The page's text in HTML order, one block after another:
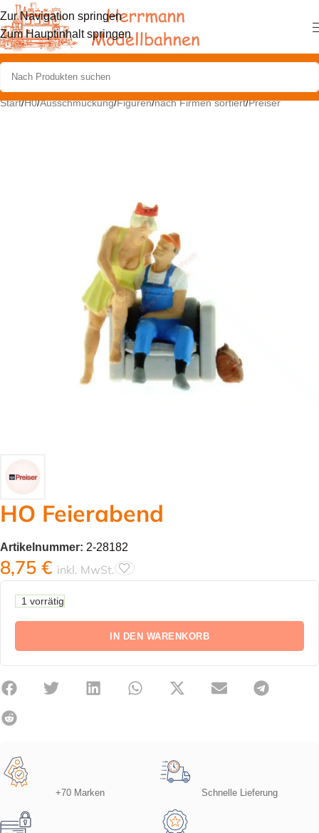
Zur Navigation springen
Zum Hauptinhalt springen
Start/H0/Ausschmückung/Figuren/nach Firmen sortiert/Preiser
HO Feierabend
Artikelnummer: 2-28182
8,75 € inkl. MwSt.
1 vorrätig
IN DEN WARENKORB
+70 Marken Schnelle Lieferung